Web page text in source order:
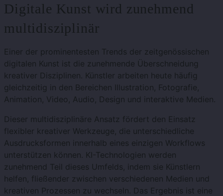
Digitale Kunst wird zunehmend
multidisziplinär
Einer der prominentesten Trends der zeitgenössischen
digitalen Kunst ist die zunehmende Überschneidung
kreativer Disziplinen. Künstler arbeiten heute häufig
gleichzeitig in den Bereichen Illustration, Fotografie,
Animation, Video, Audio, Design und interaktive Medien.
Dieser multidisziplinäre Ansatz fördert den Einsatz
flexibler kreativer Werkzeuge, die unterschiedliche
Ausdrucksformen innerhalb eines einzigen Workflows
unterstützen können. KI-Technologien werden
zunehmend Teil dieses Umfelds, indem sie Künstlern
helfen, fließender zwischen verschiedenen Medien und
kreativen Prozessen zu wechseln. Das Ergebnis ist eine